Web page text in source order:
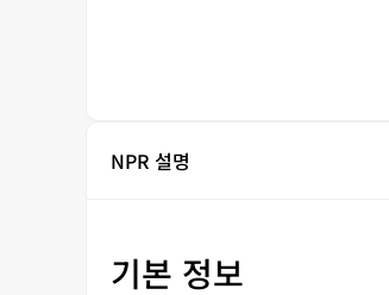
NPR 설명
기본 정보